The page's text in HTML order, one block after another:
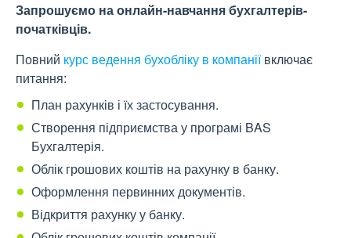
Запрошуємо на онлайн-навчання бухгалтерів-
початківців.
Повний курс ведення бухобліку в компаніївключає
питання:
План рахунків і їх застосування.
Створення підприємства у програмі BAS
Бухгалтерія.
Облік грошових коштів на рахунку в банку.
Оформлення первинних документів.
Відкриття рахунку у банку.